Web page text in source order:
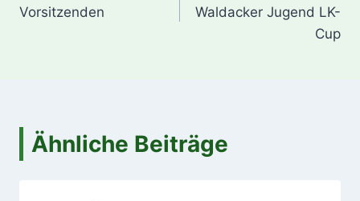
Vorsitzenden
Waldacker Jugend LK-
Cup
Ähnliche Beiträge